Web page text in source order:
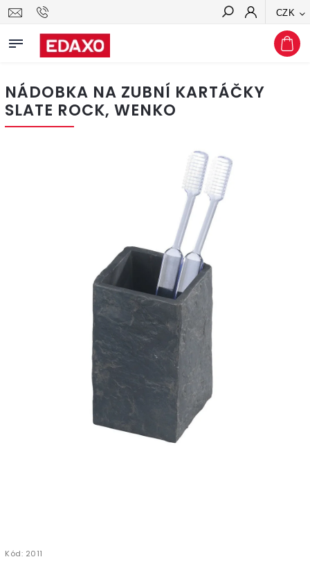
CZK
Hledat
NÁDOBKA NA ZUBNÍ KARTÁČKY
SLATE ROCK, WENKO
Kód: 2011